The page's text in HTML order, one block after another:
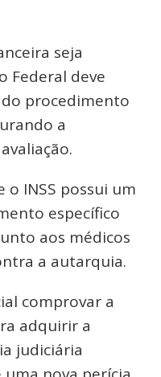
seja
Federal deve
procedimento
a
o INSS possui um
específico
aos médicos
a autarquia.
comprovar a
adquirir a
judiciária